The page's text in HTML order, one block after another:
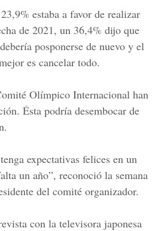
estaba a favor de realizar
de 2021, un 36,4% dijo que
posponerse de nuevo y el
es cancelar todo.
Olímpico Internacional han
Ésta podría desembocar de
expectativas felices en un
un año”, reconoció la semana
del comité organizador.
con la televisora japonesa